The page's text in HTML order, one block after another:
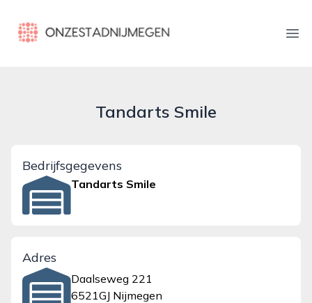
onzestadnijmegen.nl
Tandarts Smile
Bedrijfsgegevens
Tandarts Smile
Adres
Daalseweg 221
6521GJ Nijmegen